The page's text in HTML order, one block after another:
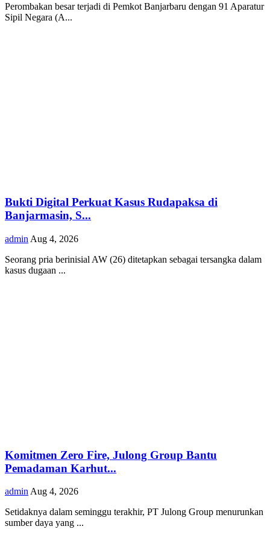
Perombakan besar terjadi di Pemkot Banjarbaru dengan 91 Aparatur
Sipil Negara (A...
Bukti Digital Perkuat Kasus Rudapaksa di
Banjarmasin, S...
admin Aug 4, 2026
Seorang pria berinisial AW (26) ditetapkan sebagai tersangka dalam
kasus dugaan ...
Komitmen Zero Fire, Julong Group Bantu
Pemadaman Karhut...
adminAug 4, 2026
Setidaknya dalam seminggu terakhir, PT Julong Group menurunkan
sumber daya yang ...